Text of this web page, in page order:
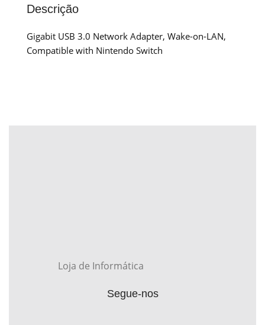
Descrição
Gigabit USB 3.0 Network Adapter, Wake-on-LAN,
Compatible with Nintendo Switch
Loja de Informática
Segue-nos